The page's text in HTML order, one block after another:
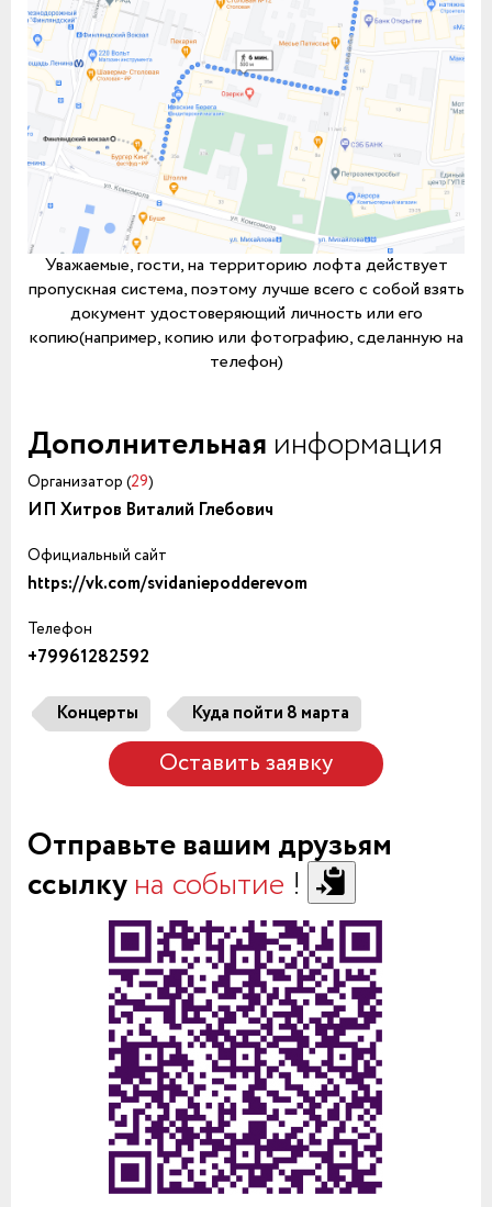
Уважаемые, гости, на территорию лофта действует
пропускная система, поэтому лучше всего с собой взять
документ удостоверяющий личность или его
копию(например, копию или фотографию, сделанную на
телефон)
Дополнительная информация
Организатор (29)
ИП Хитров Виталий Глебович
Официальный сайт
https://vk.com/svidaniepodderevom
Телефон
+79961282592
Концерты Куда пойти 8 марта
Оставить заявку
Отправьте вашим друзьям
ссылкуна событие !